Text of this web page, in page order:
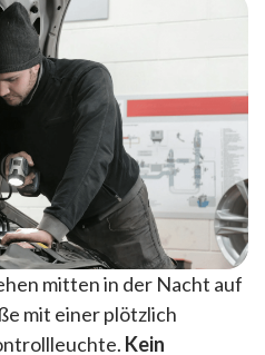
mitten in der Nacht auf
mit einer plötzlich
Kein